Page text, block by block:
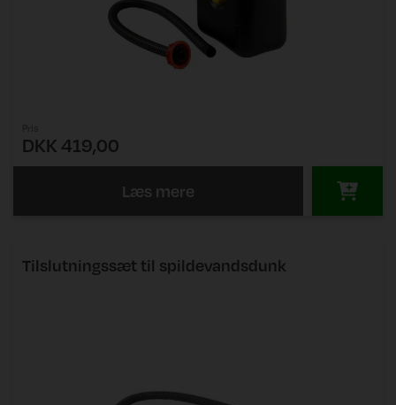
DKK 419,00
Læs mere
Tilslutningssæt til spildevandsdunk